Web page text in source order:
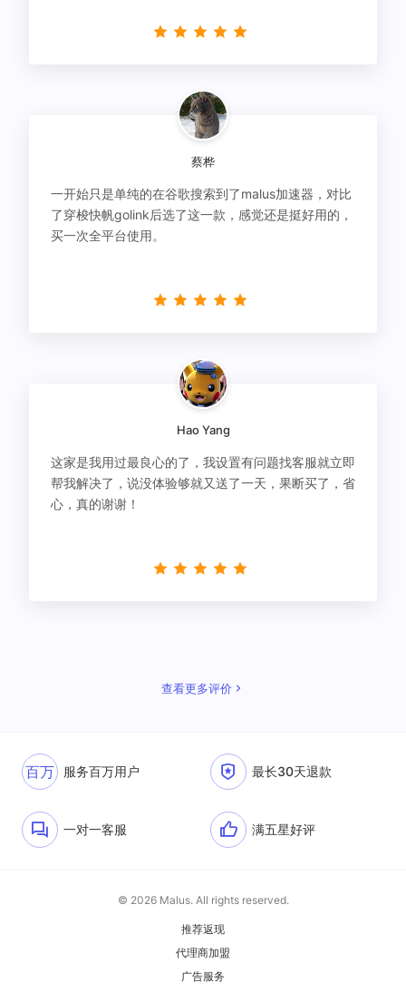
蔡桦
一开始只是单纯的在谷歌搜索到了malus加速器，对比
了穿梭快帆golink后选了这一款，感觉还是挺好用的，
买一次全平台使用。
Hao Yang
这家是我用过最良心的了，我设置有问题找客服就立即
帮我解决了，说没体验够就又送了一天，果断买了，省
心，真的谢谢！
查看更多评价
百万 服务百万用户 最长30天退款
一对一客服 满五星好评
© 2026 Malus. All rights reserved.
推荐返现
代理商加盟
广告服务